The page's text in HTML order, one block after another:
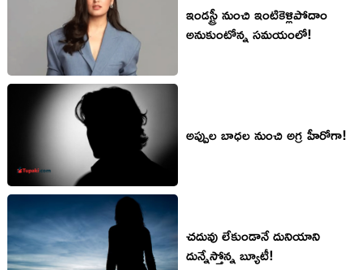
ఇండ‌స్ట్రీ నుంచి ఇంటికెళ్లిపోదాం
అనుకుంటోన్న స‌మ‌యంలో!
అప్పుల బాధల నుంచి అగ్ర హీరోగా!
చ‌దువు లేకుండానే దునియాని
దున్నేస్తోన్న బ్యూటీ!